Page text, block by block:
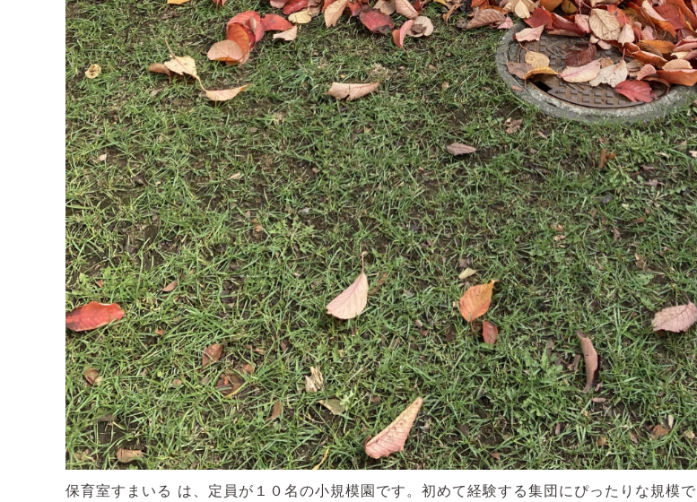
保育室すまいる は、定員が１０名の小規模園です。初めて経験する集団にぴったりな規模